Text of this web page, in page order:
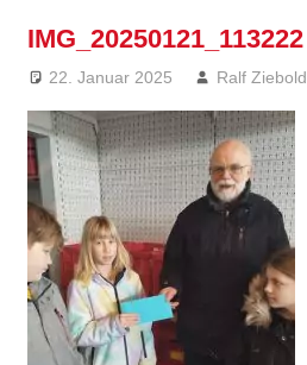
IMG_20250121_113222
22. Januar 2025 Ralf Ziebold